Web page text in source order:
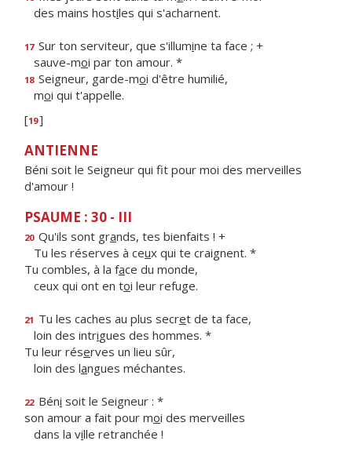
des mains hostiles qui s'acharnent.
17 Sur ton serviteur, que s'illumine ta face ; +
sauve-moi par ton amour. *
18 Seigneur, garde-moi d'être humilié,
moi qui t'appelle.
[19]
ANTIENNE
Béni soit le Seigneur qui fit pour moi des merveilles
d'amour !
PSAUME : 30 - III
20 Qu'ils sont grands, tes bienfaits ! +
Tu les réserves à ceux qui te craignent. *
Tu combles, à la face du monde,
ceux qui ont en toi leur refuge.
21 Tu les caches au plus secret de ta face,
loin des intrigues des hommes. *
Tu leur réserves un lieu sûr,
loin des langues méchantes.
22 Béni soit le Seigneur : *
son amour a fait pour moi des merveilles
dans la ville retranchée !